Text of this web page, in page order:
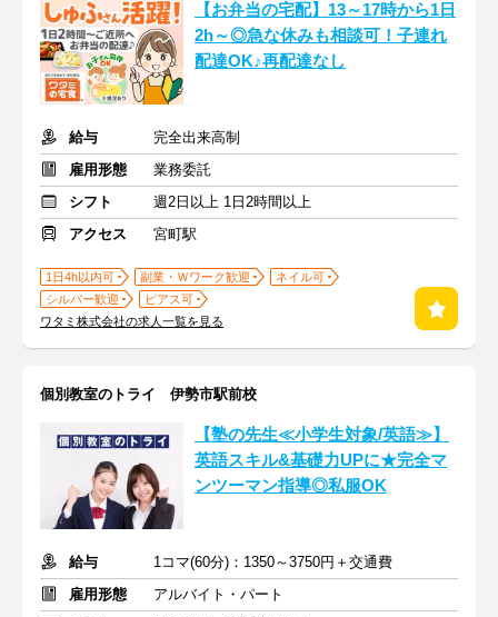
【お弁当の宅配】13～17時から1日
2h～◎急な休みも相談可！子連れ
配達OK♪再配達なし
給与
完全出来高制
雇用形態
業務委託
シフト
週2日以上 1日2時間以上
アクセス
宮町駅
1日4h以内可 副業・Ｗワーク歓迎
ネイル可
シルバー歓迎
ピアス可
ワタミ株式会社の求人一覧を見る
個別教室のトライ 伊勢市駅前校
【塾の先生≪小学生対象/英語≫】
英語スキル&基礎力UPに★完全マ
ンツーマン指導◎私服OK
給与
1コマ(60分)：1350～3750円＋交通費
雇用形態
アルバイト・パート